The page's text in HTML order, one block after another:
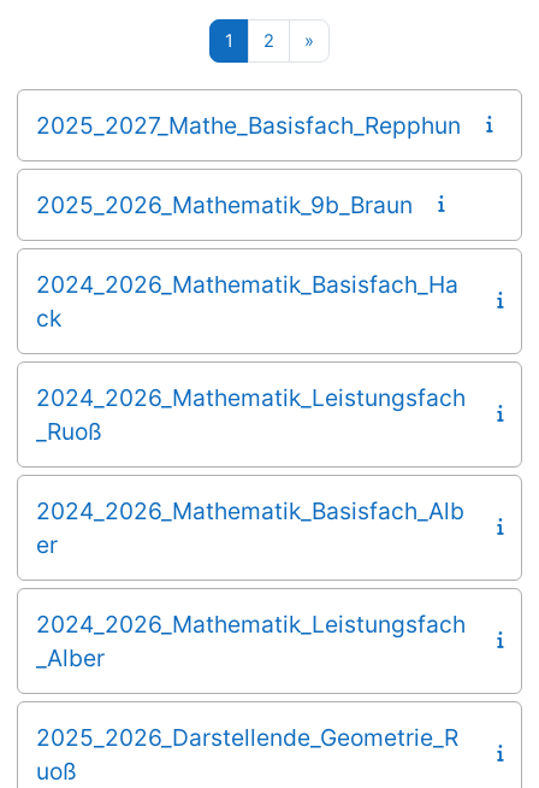
1 Page 1
2 Page 2
»
2025_2027_Mathe_Basisfach_Repphun
2025_2026_Mathematik_9b_Braun
2024_2026_Mathematik_Basisfach_Ha
ck
2024_2026_Mathematik_Leistungsfach
_Ruoß
2024_2026_Mathematik_Basisfach_Alb
er
2024_2026_Mathematik_Leistungsfach
_Alber
2025_2026_Darstellende_Geometrie_R
uoß